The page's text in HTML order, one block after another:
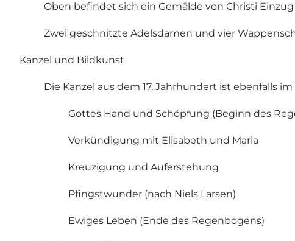
Oben befindet sich ein Gemälde von Christi
Zwei geschnitzte Adelsdamen und vier
Kanzel und Bildkunst
Die Kanzel aus dem 17. Jahrhundert ist ebenfalls
Gottes Hand und Schöpfung (Beginn des
Verkündigung mit Elisabeth und Maria
Kreuzigung und Auferstehung
Pfingstwunder (nach Niels Larsen)
Ewiges Leben (Ende des Regenbogens)